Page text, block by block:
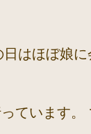
はほぼ娘
ています